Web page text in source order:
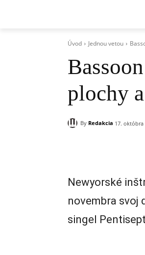
Úvod Jednou vetou
plochy
By Redakcia 17. októbra
Newyorské
novembra svoj
singel